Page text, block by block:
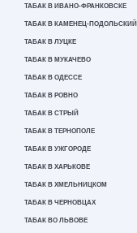
ТАБАК В ИВАНО-ФРАНКОВСКЕ
ТАБАК В КАМЕНЕЦ-ПОДОЛЬСКИЙ
ТАБАК В ЛУЦКЕ
ТАБАК В МУКАЧЕВО
ТАБАК В ОДЕССЕ
ТАБАК В РОВНО
ТАБАК В СТРЫЙ
ТАБАК В ТЕРНОПОЛЕ
ТАБАК В УЖГОРОДЕ
ТАБАК В ХАРЬКОВЕ
ТАБАК В ХМЕЛЬНИЦКОМ
ТАБАК В ЧЕРНОВЦАХ
ТАБАК ВО ЛЬВОВЕ